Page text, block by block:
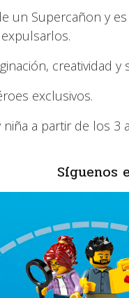
un Supercañon y
creatividad
exclusivos.
a partir de los 3
Síguenos